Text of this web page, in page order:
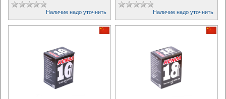
Наличие надо уточнить Наличие надо уточнить